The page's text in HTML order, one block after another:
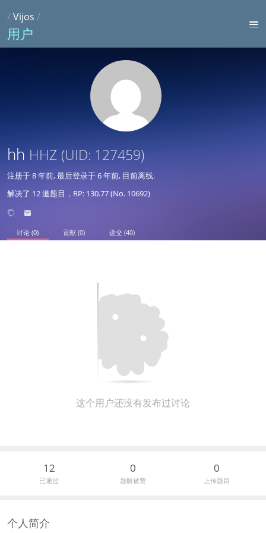
/Vijos /
用户
hh HHZ (UID: 127459)
注册于8 年前, 最后登录于6 年前, 目前离线.
解决了 12 道题目，RP: 130.77 (No. 10692)
讨论 (0) 贡献 (0) 递交 (40)
这个用户还没有发布过讨论
12
已通过
0
题解被赞
0
上传题目
个人简介